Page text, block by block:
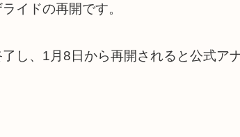
イドの再開です。
し、1月8日から再開されると公式ア